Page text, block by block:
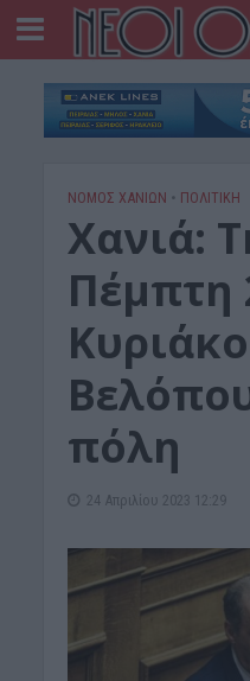
ΝΟΜΌΣ ΧΑΝΊΩΝ • ΠΟΛΙΤΙΚΗ
Χανιά:
Πέμπτη
πόλη
24 Απριλίου 2023 12:29